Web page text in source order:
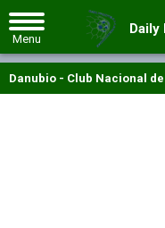
Daily
Danubio - Club Nacional